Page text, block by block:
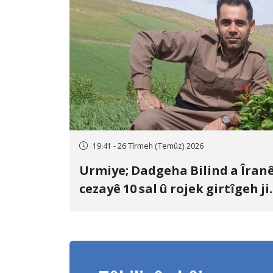
19:41 - 26 Tîrmeh (Temûz) 2026
Urmiye; Dadgeha Bilind a
cezayê 10 sal û rojek girtîgeh ji